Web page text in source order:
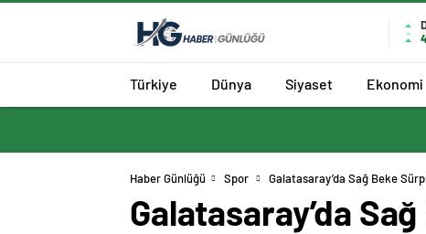
Türkiye Dünya Siyaset Ekonomi
Haber Günlüğü Spor Galatasaray’da Sağ Beke
Galatasaray’da